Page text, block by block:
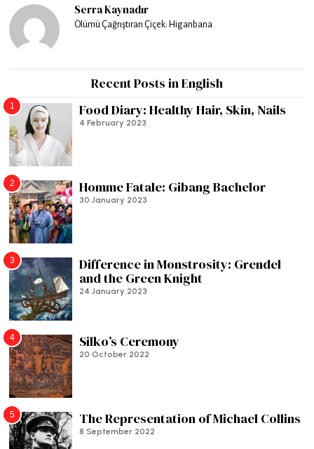
Serra Kaynadır
Ölümü Çağrıştıran Çiçek: Higanbana
Recent Posts in English
1 Food Diary: Healthy Hair, Skin, Nails
4 February 2023
2 Homme Fatale: Gibang Bachelor
30 January 2023
3
Difference in Monstrosity: Grendel
and the Green Knight
24 January 2023
4 Silko’s Ceremony
20 October 2022
5 The Representation of Michael Collins
8 September 2022